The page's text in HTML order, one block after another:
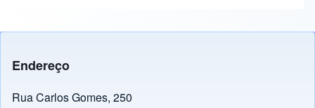
Endereço
Rua Carlos Gomes, 250